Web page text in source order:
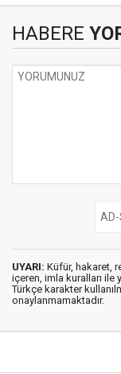
HABERE
UYARI: Küfür, hakaret,
içeren, imla kuralları ile
Türkçe karakter
onaylanmamaktadır.